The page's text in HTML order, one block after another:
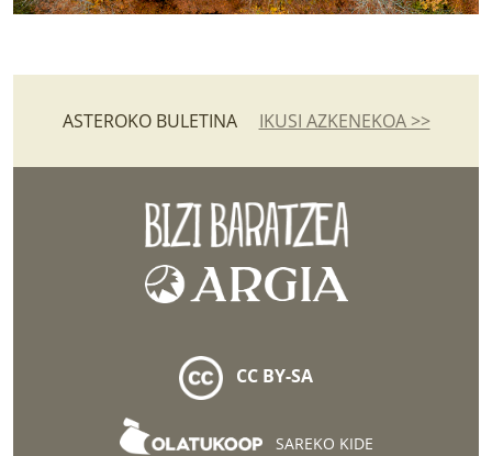
ASTEROKO BULETINA IKUSI AZKENEKOA >>
CC BY-SA
SAREKO KIDE